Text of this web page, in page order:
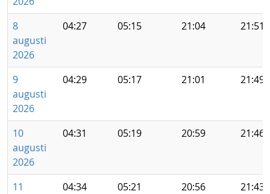
8
augusti
2026
04:27 05:15 21:04 21:51
9
augusti
2026
04:29 05:17 21:01 21:49
10
augusti
2026
04:31 05:19 20:59 21:46
11
04:34 05:21 20:56 21:43